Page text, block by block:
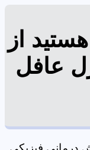
از
عافل